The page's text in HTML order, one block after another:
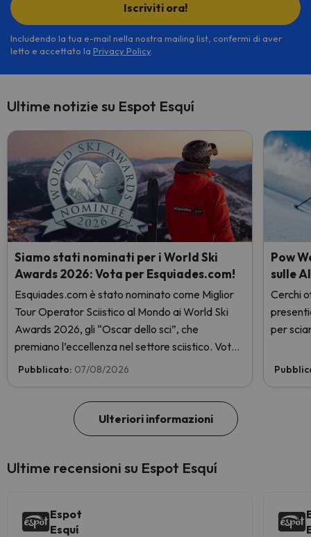
Iscriviti ora!
Includendo la tua e-mail nella nostra mailing list, confermi di aver
letto e accettato la Privacy Policy.
Ultime notizie su Espot Esquí
Siamo stati nominati per i World Ski
Awards 2026: Vota per Esquiades.com!
Esquiades.com è stato nominato come Miglior
Tour Operator Sciistico al Mondo ai World Ski
Awards 2026, gli “Oscar dello sci”, che
premiano l’eccellenza nel settore sciistico. Vota
subito e aiutaci a arrivare in cima!
Pubblicato: 07/08/2026
Pow
sulle
Cerchi
per
Ulteriori informazioni
Ultime recensioni su Espot Esquí
Espot
Esquí